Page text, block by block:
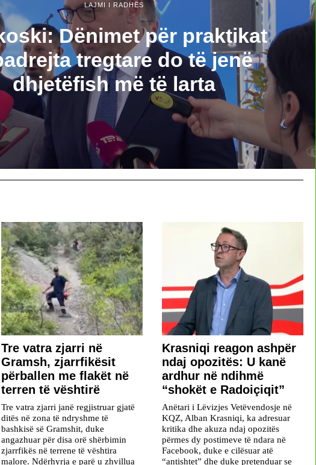
LAJMI I RADHËS
Dënimet për praktikat
tregtare do të jenë
dhjetëfish më të larta
Tre vatra zjarri në
Gramsh, zjarrfikësit
përballen me flakët në
terren të vështirë
Tre vatra zjarri janë regjistruar gjatë
ditës në zona të ndryshme të
bashkisë së Gramshit, duke
angazhuar për disa orë shërbimin
zjarrfikës në terrene të vështira
malore. Ndërhyrja e parë u zhvillua
​Krasniqi reagon ashpër
ndaj opozitës: U kanë
ardhur në ndihmë
“shokët e Radoiçiqit”
Anëtari i Lëvizjes Vetëvendosje në
KQZ, Alban Krasniqi, ka adresuar
kritika dhe akuza ndaj opozitës
përmes dy postimeve të ndara në
Facebook, duke e cilësuar atë
“antishtet” dhe duke pretenduar se